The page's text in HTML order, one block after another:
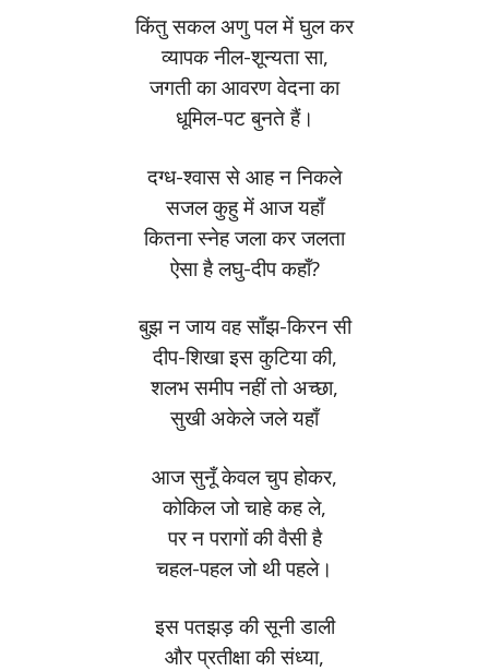
किंतु सकल अणु पल में घुल कर
व्यापक नील-शून्यता सा,
जगती का आवरण वेदना का
धूमिल-पट बुनते हैं।
दग्ध-श्वास से आह न निकले
सजल कुहु में आज यहाँ
कितना स्नेह जला कर जलता
ऐसा है लघु-दीप कहाँ?
बुझ न जाय वह साँझ-किरन सी
दीप-शिखा इस कुटिया की,
शलभ समीप नहीं तो अच्छा,
सुखी अकेले जले यहाँ
आज सुनूँ केवल चुप होकर,
कोकिल जो चाहे कह ले,
पर न परागों की वैसी है
चहल-पहल जो थी पहले।
इस पतझड़ की सूनी डाली
और प्रतीक्षा की संध्या,